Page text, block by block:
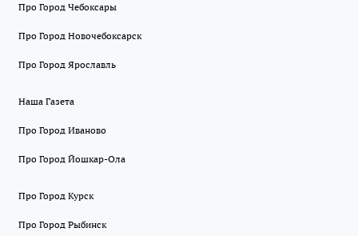
Про Город Чебоксары
Про Город Новочебоксарск
Про Город Ярославль
Наша Газета
Про Город Иваново
Про Город Йошкар-Ола
Про Город Курск
Про Город Рыбинск